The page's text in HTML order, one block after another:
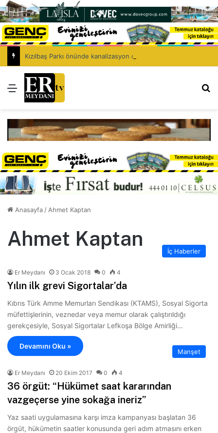
Menü
Anasayfa / Ahmet Kaptan
Ahmet Kaptan
İç Haberler
Er Meydanı 3 Ocak 2018 0 4
Yılın ilk grevi Sigortalar’da
Kıbrıs Türk Amme Memurları Sendikası (KTAMS), Sosyal Sigorta
müfettişlerinin, veznedar veya memur olarak çalıştırıldığı
gerekçesiyle, Sosyal Sigortalar Lefkoşa Bölge Amirliği…
Devamını Oku »
Manşet
Er Meydanı 20 Ekim 2017 0 4
36 örgüt: “Hükümet saat kararından
vazgeçerse yine sokağa ineriz”
Yaz saati uygulamasına karşı imza kampanyası başlatan 36
örgüt, hükümetin saatler konusunda geri adım atmasını erken